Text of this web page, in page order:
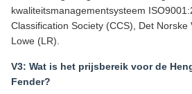
kwaliteitsmanagementsysteem
Classification Society (CCS), Det Norske
Lowe (LR).
V3: Wat is het prijsbereik voor de
Fender?